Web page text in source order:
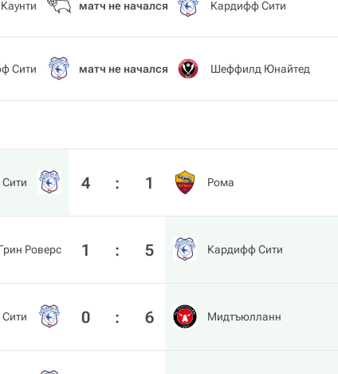
матч не начался Кардифф Сити
Сити матч не начался Шеффилд Юнайтед
4 : 1 Рома
Роверс 1 : 5 Кардифф Сити
0 : 6 Мидтъюлланн